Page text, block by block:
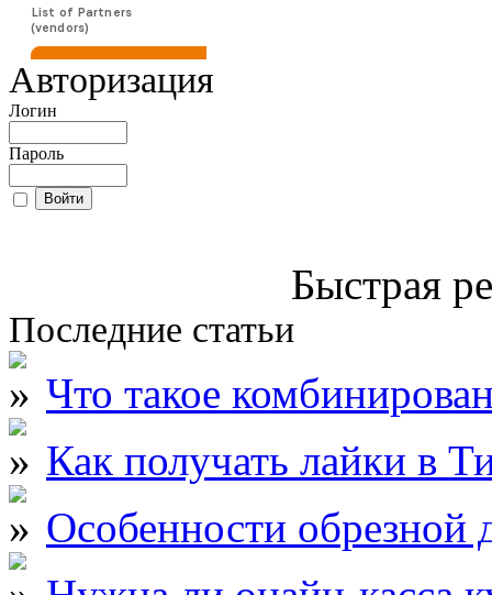
Авторизация
Логин
Пароль
Быстрая
Последние статьи
Что такое
Как получать лайки в
Особенности обрезной